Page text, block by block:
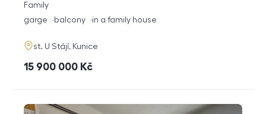
rozměry
disposition
Family
funkce
garge balcony in a family house
adresa
st. U Stájí, Kunice
cena
15 900 000 Kč